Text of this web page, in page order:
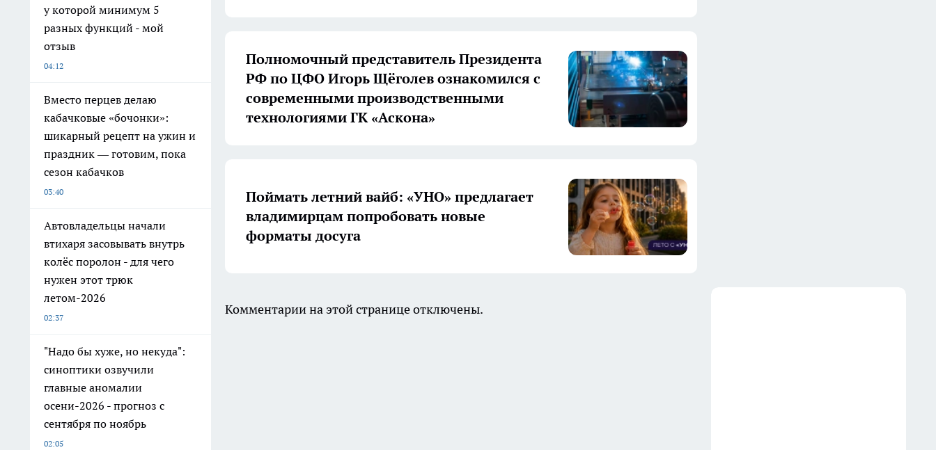
у которой минимум 5
разных функций - мой
отзыв
04:12
Вместо перцев делаю
кабачковые «бочонки»:
шикарный рецепт на ужин и
праздник — готовим, пока
сезон кабачков
03:40
Автовладельцы начали
втихаря засовывать внутрь
колёс поролон - для чего
нужен этот трюк
летом-2026
02:37
"Надо бы хуже, но некуда":
синоптики озвучили
главные аномалии
осени-2026 - прогноз с
сентября по ноябрь
02:05
Полномочный представитель Президента
РФ по ЦФО Игорь Щёголев ознакомился с
современными производственными
технологиями ГК «Аскона»
Поймать летний вайб: «УНО» предлагает
владимирцам попробовать новые
форматы досуга
Комментарии на этой странице отключены.